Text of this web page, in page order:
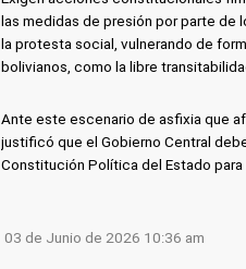
las medidas de presión por parte
la protesta social, vulnerando de
bolivianos, como la libre
Ante este escenario de asfixia que
justificó que el Gobierno Central
Constitución Política del Estado
03 de Junio de 2026 10:36 am